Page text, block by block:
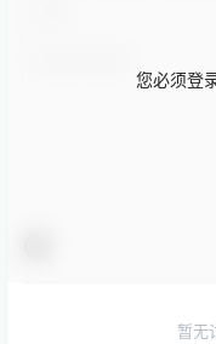
您必须登
暂无